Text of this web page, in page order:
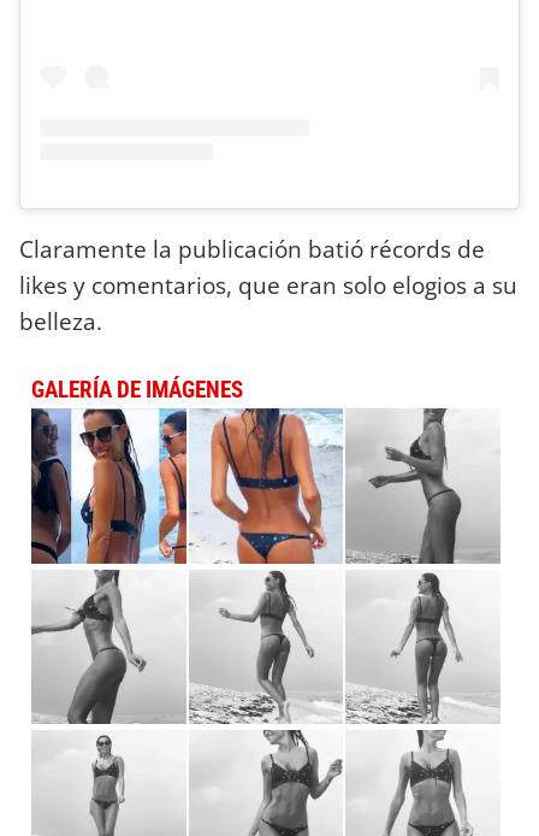
Claramente la publicación batió récords de
likes y comentarios, que eran solo elogios a su
belleza.
GALERÍA DE IMÁGENES